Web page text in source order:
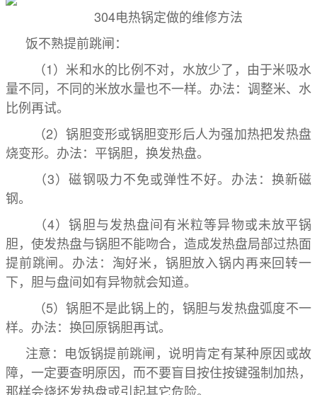
304电热锅定做的维修方法
饭不熟提前跳闸：
（1）米和水的比例不对，水放少了，由于米吸水
量不同，不同的米放水量也不一样。办法：调整米、水
比例再试。
（2）锅胆变形或锅胆变形后人为强加热把发热盘
烧变形。办法：平锅胆，换发热盘。
（3）磁钢吸力不免或弹性不好。办法：换新磁
钢。
（4）锅胆与发热盘间有米粒等异物或未放平锅
胆，使发热盘与锅胆不能吻合，造成发热盘局部过热面
提前跳闸。办法：淘好米，锅胆放入锅内再来回转一
下，胆与盘间如有异物就会知道。
（5）锅胆不是此锅上的，锅胆与发热盘弧度不一
样。办法：换回原锅胆再试。
注意：电饭锅提前跳闸，说明肯定有某种原因或故
障，一定要查明原因，而不要盲目按住按键强制加热，
那样会烧坏发热盘或引起其它危险。